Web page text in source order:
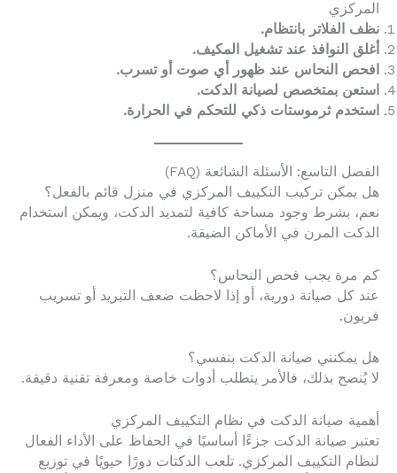
المركزي
نظف الفلاتر بانتظام.
أغلق النوافذ عند تشغيل المكيف.
افحص النحاس عند ظهور أي صوت أو تسرب.
استعن بمتخصص لصيانة الدكت.
استخدم ثرموستات ذكي للتحكم في الحرارة.
الفصل التاسع: الأسئلة الشائعة (FAQ)
هل يمكن تركيب التكييف المركزي في منزل قائم بالفعل؟
نعم، بشرط وجود مساحة كافية لتمديد الدكت، ويمكن استخدام
الدكت المرن في الأماكن الضيقة.
كم مرة يجب فحص النحاس؟
عند كل صيانة دورية، أو إذا لاحظت ضعف التبريد أو تسريب
فريون.
هل يمكنني صيانة الدكت بنفسي؟
لا يُنصح بذلك، فالأمر يتطلب أدوات خاصة ومعرفة تقنية دقيقة.
أهمية صيانة الدكت في نظام التكييف المركزي
تعتبر صيانة الدكت جزءًا أساسيًا في الحفاظ على الأداء الفعال
لنظام التكييف المركزي. تلعب الدكتات دورًا حيويًا في توزيع